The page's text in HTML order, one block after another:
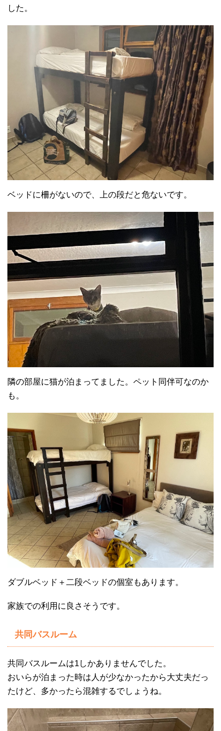
した。
ベッドに柵がないので、上の段だと危ないです。
隣の部屋に猫が泊まってました。ペット同伴可なのか
も。
ダブルベッド＋二段ベッドの個室もあります。
家族での利用に良さそうです。
共同バスルーム
共同バスルームは1しかありませんでした。
おいらが泊まった時は人が少なかったから大丈夫だっ
たけど、多かったら混雑するでしょうね。